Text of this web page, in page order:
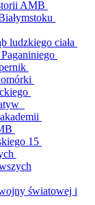
AMB
ludzkiego ciała
15
światowej i